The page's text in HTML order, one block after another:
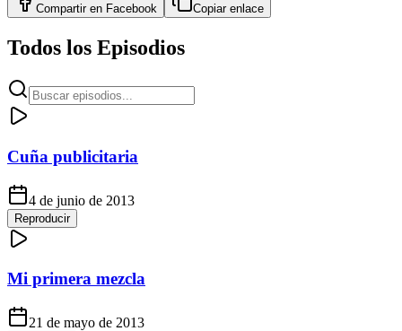
Compartir en Facebook Copiar enlace
Todos los Episodios
Cuña publicitaria
4 de junio de 2013
Reproducir
Mi primera mezcla
21 de mayo de 2013